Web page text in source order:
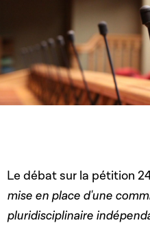
Le débat sur la pétition
mise en place d'une
pluridisciplinaire